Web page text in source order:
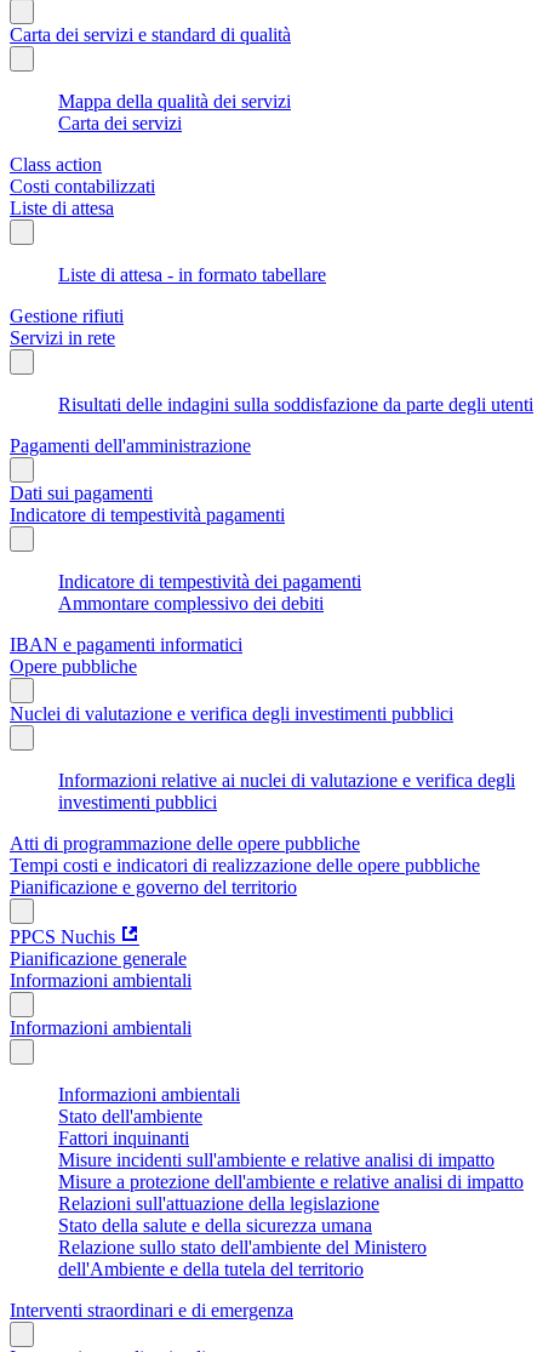
Carta dei servizi e standard di qualità
Mappa della qualità dei servizi
Carta dei servizi
Class action
Costi contabilizzati
Liste di attesa
Liste di attesa - in formato tabellare
Gestione rifiuti
Servizi in rete
Risultati delle indagini sulla soddisfazione da parte degli utenti
Pagamenti dell'amministrazione
Dati sui pagamenti
Indicatore di tempestività pagamenti
Indicatore di tempestività dei pagamenti
Ammontare complessivo dei debiti
IBAN e pagamenti informatici
Opere pubbliche
Nuclei di valutazione e verifica degli investimenti pubblici
Informazioni relative ai nuclei di valutazione e verifica degli
investimenti pubblici
Atti di programmazione delle opere pubbliche
Tempi costi e indicatori di realizzazione delle opere pubbliche
Pianificazione e governo del territorio
PPCS Nuchis
Pianificazione generale
Informazioni ambientali
Informazioni ambientali
Informazioni ambientali
Stato dell'ambiente
Fattori inquinanti
Misure incidenti sull'ambiente e relative analisi di impatto
Misure a protezione dell'ambiente e relative analisi di impatto
Relazioni sull'attuazione della legislazione
Stato della salute e della sicurezza umana
Relazione sullo stato dell'ambiente del Ministero
dell'Ambiente e della tutela del territorio
Interventi straordinari e di emergenza